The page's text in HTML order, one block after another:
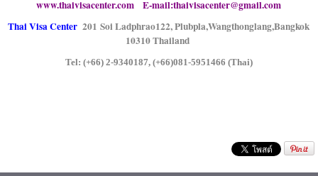
www.thaivisacenter.com E-mail:thaivisacenter@gmail.com
Thai Visa Center201 Soi Ladphrao122, Plubpla,Wangthonglang,Bangkok
10310 Thailand
Tel: (+66) 2-9340187, (+66)081-5951466 (Thai)